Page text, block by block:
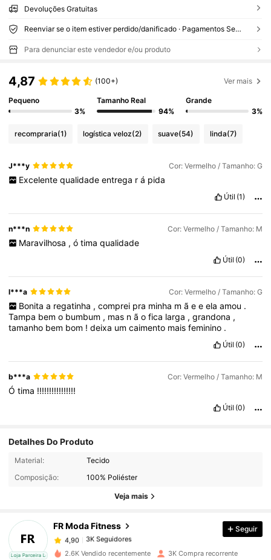
Devoluções Gratuitas
Reenviar se o item estiver perdido/danificado · Pagamentos Seguros · Proteção de privacidade
Para denunciar este vendedor e/ou produto
4,87 (100+) Ver mais
Pequeno
3%
Tamanho Real
94%
Grande
3%
recompraria(1) logística veloz(2) suave(54) linda(7)
J***y Cor: Vermelho / Tamanho: G
Excelente qualidade entrega r á pida
Útil (1)
n***n Cor: Vermelho / Tamanho: M
Maravilhosa , ó tima qualidade
Útil (0)
l***a Cor: Vermelho / Tamanho: G
Bonita a regatinha , comprei pra minha m ã e e ela amou .
Tampa bemo bumbum , mas nãofica larga ,grandona ,
tamanho bem bom !deixa umcaimento maisfeminino .
Útil (0)
b***a Cor: Vermelho / Tamanho: M
Ótima !!!!!!!!!!!!!!!!
Útil (0)
Detalhes Do Produto
Material:
Tecido
Composição:
100% Poliéster
Veja mais
Loja Parceira Local
FR Moda Fitness
3K Seguidores
4,90
3K Seguidores
f***opago1 dia atrás
Seguir
2.6K Vendido recentemente 3K Compra recorrente